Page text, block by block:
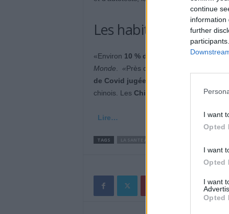
continue
information
further
I want
Opted
I want
Opted
I want
Opted
Les habitants
«Environ 10 % des Pékinois (22
Monde
«Près de 13 %
de Covid jugée violente
chinois. Les Chinois se confinent
Lire…
TAGS